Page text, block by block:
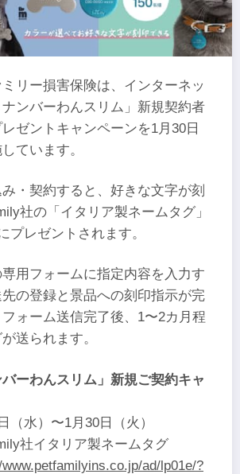
リー損害保険は、インターネッ
ナンバーわんスリム」新規契約者
ゼントキャンペーンを1月30日
ています。
・契約すると、好きな文字が刻
社の「イタリア製ネームタグ」
プレゼントされます。
用フォームに指定内容を入力す
の登録と景品への刻印指示が完
ォーム送信完了後、1〜2カ月程
送られます。
バーわんスリム」新規ご契約キャ
（水）〜1月30日（火）
社イタリア製ネームタグ
ad/lp01e/?